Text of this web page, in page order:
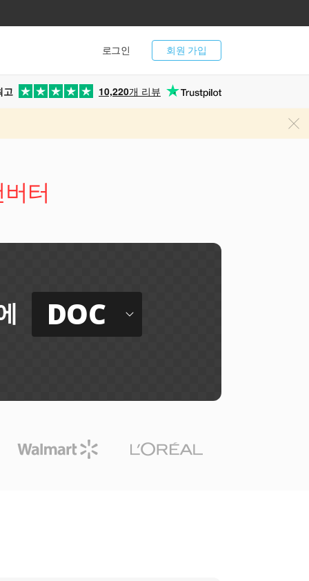
회원 가입
로그인
고 10,220개 리뷰
터
DOC